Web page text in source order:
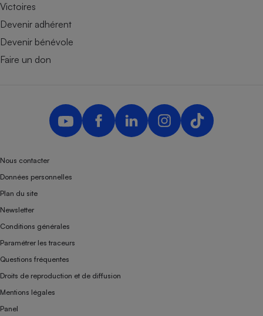
Victoires
Devenir adhérent
Devenir bénévole
Faire un don
Nous contacter
Données personnelles
Plan du site
Newsletter
Conditions générales
Paramétrer les traceurs
Questions fréquentes
Droits de reproduction et de diffusion
Mentions légales
Panel